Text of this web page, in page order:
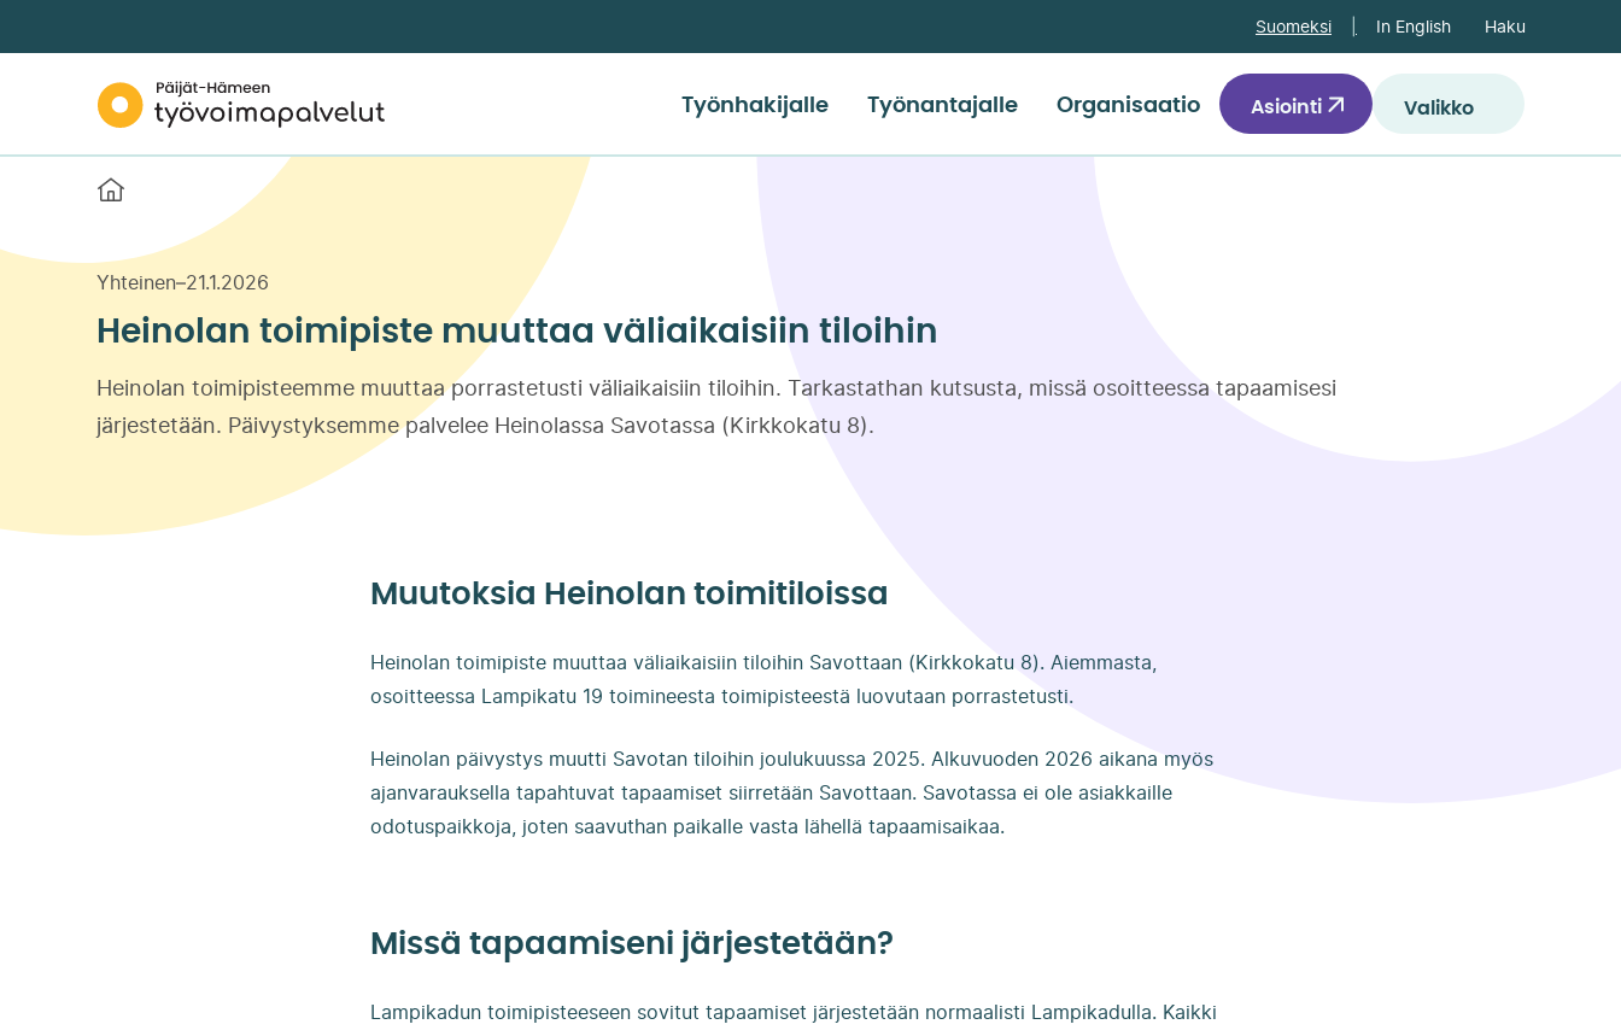
suoraan
Suomeksi In English Haku
Päijät-
Hämeen
Työnhakijalle Työnantajalle Organisaatio Asiointi Valikko
Yhteinen–21.1.2026
Heinolan toimipiste muuttaa väliaikaisiin tiloihin
Heinolan toimipisteemme muuttaa porrastetusti väliaikaisiin tiloihin. Tarkastathan kutsusta, missä osoitteessa tapaamisesi
järjestetään. Päivystyksemme palvelee Heinolassa Savotassa (Kirkkokatu 8).
Muutoksia Heinolan toimitiloissa
Heinolan toimipiste muuttaa väliaikaisiin tiloihin Savottaan (Kirkkokatu 8). Aiemmasta,
osoitteessa Lampikatu 19 toimineesta toimipisteestä luovutaan porrastetusti.
Heinolan päivystys muutti Savotan tiloihin joulukuussa 2025. Alkuvuoden 2026 aikana myös
ajanvarauksella tapahtuvat tapaamiset siirretään Savottaan. Savotassa ei ole asiakkaille
odotuspaikkoja, joten saavuthan paikalle vasta lähellä tapaamisaikaa.
Missä tapaamiseni järjestetään?
Lampikadun toimipisteeseen sovitut tapaamiset järjestetään normaalisti Lampikadulla. Kaikki